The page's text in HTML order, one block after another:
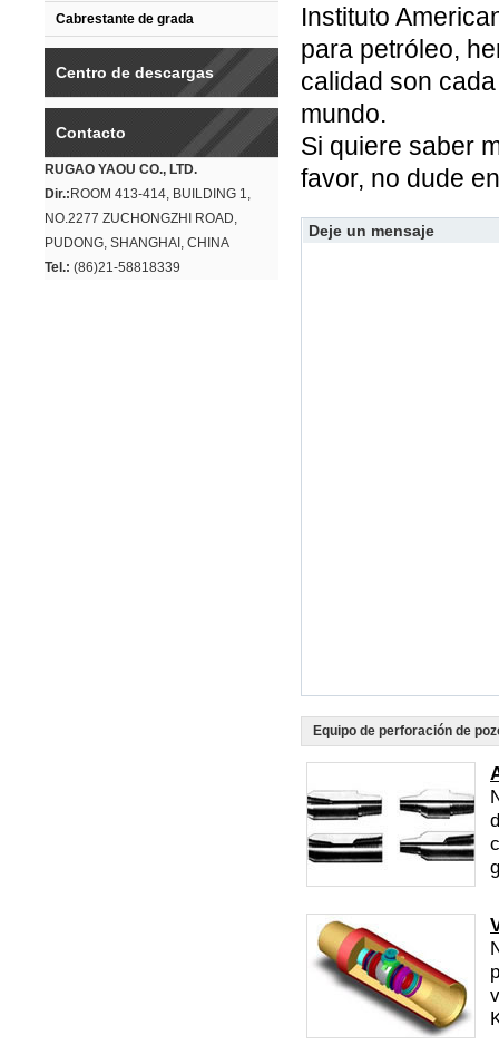
Cabrestante de grada
Centro de descargas
Contacto
RUGAO YAOU CO., LTD.
Dir.: ROOM 413-414, BUILDING 1,
NO.2277 ZUCHONGZHI ROAD,
PUDONG, SHANGHAI, CHINA
Tel.: (86)21-58818339
Instituto
para petróleo,
calidad son
mundo.
Si quiere saber
favor, no dude
Deje un mensaje
Equipo de perforación de